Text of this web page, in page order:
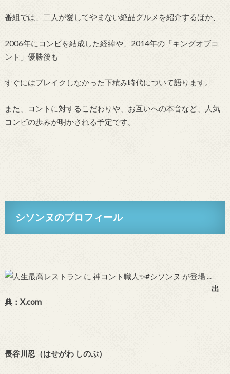
番組では、二人が愛してやまない絶品グルメを紹介するほか、
2006年にコンビを結成した経緯や、2014年の「キングオブコ
ント」優勝後も
すぐにはブレイクしなかった下積み時代について語ります。
また、コントに対するこだわりや、お互いへの本音など、人気
コンビの歩みが明かされる予定です。
シソンヌのプロフィール
出
典：X.com
長谷川忍（はせがわ しのぶ）